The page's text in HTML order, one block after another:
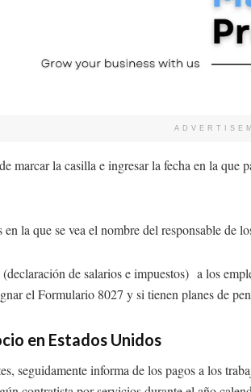
marcar la casilla e ingresar la fecha en la
la que se vea el nombre del responsable de
de salarios e impuestos) a los
el Formulario 8027 y si tienen planes de
en Estados Unidos
seguidamente informa de los pagos a los